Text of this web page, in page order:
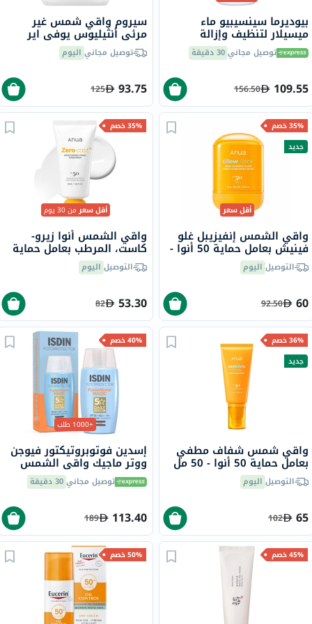
بيوديرما سينسيبيو ماء
ميسيلار لتنظيف وإزالة
المكياج 850 ملتوصيل مجاني30 دقيقة
109.55
156.50
سيروم واقي شمس غير
مرئي أنثيليوس يوفي اير
لاروش بوزيه، عامل حماية
50+ - 50 ملتوصيل مجاني اليوم
93.75
125
35% خصم
جديد
أقل سعر
واقي الشمس إنفيزيبل غلو
فينيش بعامل حماية 50 أنوا -
18 جرامالتوصيل اليوم
60
92.50
35% خصم
أقل سعرمن 30 يوم
واقي الشمس أنوا زيرو-
كاست، المرطب بعامل حماية
50 - 50 ملالتوصيل اليوم
53.30
82
36% خصم
جديد
واقي شمس شفاف مطفي
بعامل حماية 50 أنوا - 50 مل
التوصيل اليوم
65
102
40% خصم
+1000 طلب
إسدين فوتوبروتيكتور فيوجن
ووتر ماجيك واقي الشمس
بعامل حماية 50 للوجه 50 مل
توصيل مجاني30 دقيقة
113.40
189
45% خصم 50% خصم